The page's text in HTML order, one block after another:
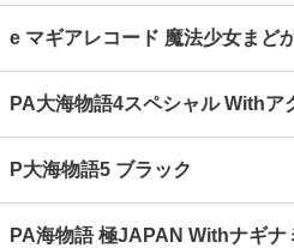
e マギアレコード 魔法少女まど
PA大海物語4スペシャル Withア
P大海物語5 ブラック
PA海物語 極JAPAN Withナギナ